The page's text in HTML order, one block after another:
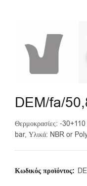
DEM/fa/
Θερμοκρασίες: -
bar, Υλικά: NBR or
Κωδικός προϊόντος: